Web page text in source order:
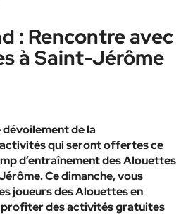
: Rencontre avec
à Saint-Jérôme
dévoilement de la
qui seront offertes ce
d’entraînement des Alouettes
Ce dimanche, vous
joueurs des Alouettes en
profiter des activités gratuites